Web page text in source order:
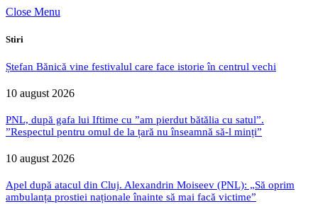
Close Menu
Stiri
Ștefan Bănică vine festivalul care face istorie în centrul vechi
10 august 2026
PNL, după gafa lui Iftime cu ”am pierdut bătălia cu satul”.
”Respectul pentru omul de la țară nu înseamnă să-l minți”
10 august 2026
Apel după atacul din Cluj. Alexandrin Moiseev (PNL): „Să oprim
ambulanța prostiei naționale înainte să mai facă victime”